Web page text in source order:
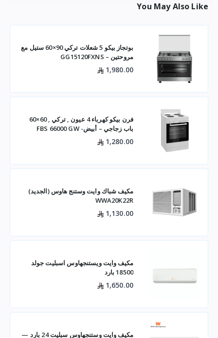
You May Also Like
بوتجاز بيكو 5 شعلات تركي 90×60 ستيل مع
مروحتين – GG15120FXNS
1,980.00
فرن بيكو كهرباء 4 عيون , تركي , 60×60
باب زجاجي – أبيض- FBS 66000 GW
1,280.00
مكيف شباك وايت وستنج هاوس (الجديد)
WWA20K22R
1,130.00
مكيف وايت ويستنجهاوس اسبليت جولد
18500 بارد
1,650.00
مكيف وايت وستنجهاوس سبليت 24 بارد —